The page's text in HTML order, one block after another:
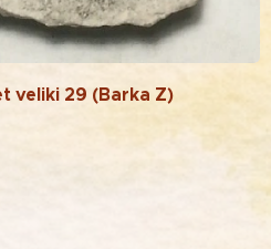
veliki 29 (Barka Z)